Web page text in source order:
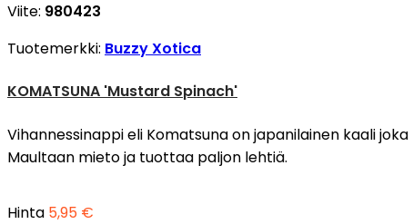
Viite: 980423
Tuotemerkki: Buzzy Xotica
KOMATSUNA 'Mustard Spinach'
Vihannessinappi eli Komatsuna on japanilainen kaali
Maultaan mieto ja tuottaa paljon lehtiä.
Hinta 5,95 €